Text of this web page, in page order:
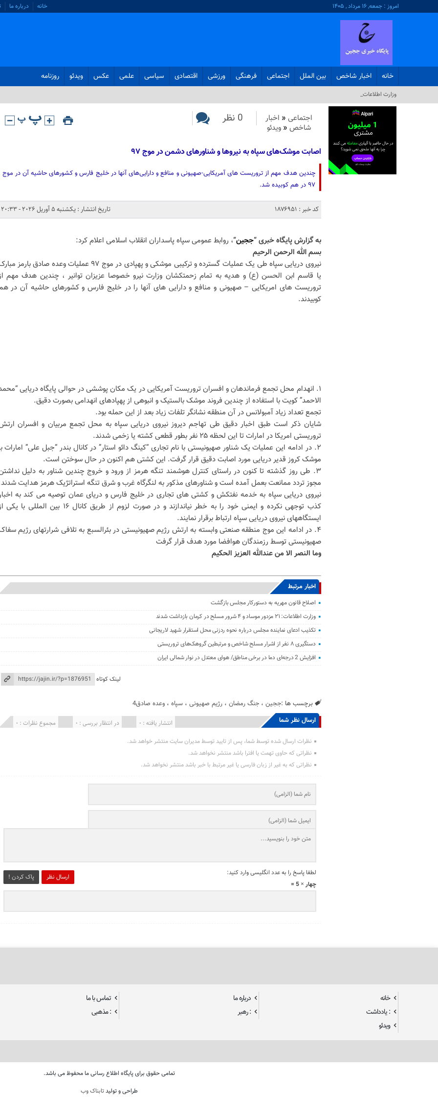
امروز : جمعه, ۱۶ مرداد , ۱۴۰۵ خانه درباره ما
خانه اخبار شاخص بین الملل اجتماعی فرهنگی ورزشی اقتصادی سیاسی علمی عکس ویدئو روزنامه
وزارت اطلاعات: ۲۱ مز_
اجتماعی « اخبار
شاخص « ویدئو
0 نظر
اصابت موشک‌های سپاه به نیروها و شناورهای دشمن در موج ۹۷
چندین هدف مهم از تروریست های آمریکایی-صهیونی و منافع و دارایی‌های آنها در خلیج فارس و کشورهای حاشیه آن در موج
۹۷ در هم کوبیده شد.
کد خبر : 1876951 تاریخ انتشار : یکشنبه 5 آوریل 2026 - 20:33
به گزارش پایگاه خبری “ججین“، روابط عمومی سپاه پاسداران انقلاب اسلامی اعلام کرد:
بسم الله الرحمن الرحیم
نیروی دریایی سپاه طی یک عملیات گسترده و ترکیبی موشکی و پهپادی در موج ۹۷ عملیات وعده صادق بارمز
یا قاسم ابن الحسن (ع) و هدیه به تمام زحمتکشان وزارت نیرو خصوصا عزیزان توانیر ، چندین هدف مهم
تروریست های امریکایی – صهیونی و منافع و دارایی های آنها را در خلیج فارس و کشورهای حاشیه آن در
کوبیدند.
۱. انهدام محل تجمع فرماندهان و افسران تروریست آمریکایی در یک مکان پوششی در حوالی پایگاه دریایی
الاحمد” کویت با استفاده از چندین فروند موشک بالستیک و انبوهی از پهپادهای انهدامی بصورت دقیق.
تجمع تعداد زیاد آمبولانس در آن منطقه نشانگر تلفات زیاد بعد از این حمله بود.
شایان ذکر است طبق اخبار دقیق طی تهاجم دیروز نیروی دریایی سپاه به محل تجمع مربیان و افسران
تروریستی امریکا در امارات تا این لحظه ۲۵ نفر بطور قطعی کشته یا زخمی شدند.
۲. در ادامه این عملیات یک شناور صهیونیستی با نام تجاری “کینگ دائو استار” در کانال بندر “جبل علی” امارات
موشک کروز قدیر دریایی مورد اصابت دقیق قرار گرفت. این کشتی هم اکنون در حال سوختن است.
۳. طی روز گذشته تا کنون در راستای کنترل هوشمند تنگه هرمز از ورود و خروج چندین شناور به دلیل
مجوز تردد ممانعت بعمل آمده است و شناورهای مذکور به لنگرگاه غرب و شرق تنگه استراتژیک هرمز هدایت
نیروی دریایی سپاه به خدمه نفتکش و کشتی های تجاری در خلیج فارس و دریای عمان توصیه می کند به
کذب توجهی نکرده و ایمنی خود را به خطر نیاندازند و در صورت لزوم از طریق کانال ۱۶ بین المللی با
ایستگاههای نیروی دریایی سپاه ارتباط برقرار نمایند.
۴. در ادامه این موج منطقه صنعتی وابسته به ارتش رژیم صهیونیستی در بئرالسبع به تلافی شرارتهای رژیم
صهیونیستی توسط رزمندگان هوافضا مورد هدف قرار گرفت
وما النصر الا من عندالله العزیز الحکیم
اخبار مرتبط
اصلاح قانون مهریه به دستورکار مجلس بازگشت
وزارت اطلاعات: ۲۱ مزدور موساد و ۴ شرور مسلح در کرمان بازداشت شدند
تکذیب ادعای نماینده مجلس درباره نحوه ردزنی محل استقرار شهید لاریجانی
دستگیری ۸ نفر از اشرار مسلح شاخص و مرتبطین گروهک‌های تروریستی
افزایش 2 درجه‌ای دما در برخی مناطق/ هوای معتدل در نوار شمالی ایران
لینک کوتاه
برچسب ها :ججین ،جنگ رمضان ،رژیم صهیونی ،سپاه ،وعده صادق4
ارسال نظر شما مجموع نظرات : 0 در انتظار بررسی : 0 انتشار یافته : 0
نظرات ارسال شده توسط شما، پس از تایید توسط مدیران سایت منتشر خواهد شد.
نظراتی که حاوی تهمت یا افترا باشد منتشر نخواهد شد.
نظراتی که به غیر از زبان فارسی یا غیر مرتبط با خبر باشد منتشر نخواهد شد.
ارسال نظر پاک کردن !
لطفا پاسخ را به عدد انگلیسی وارد کنید:
چهار × 5 =
خانه درباره ما
تماس با ما
: یادداشت
: رهبر
: مذهبی
ویدئو
تمامی حقوق برای پایگاه اطلاع رسانی ما محفوظ می باشد.
طراحی و تولیدتابناک وب